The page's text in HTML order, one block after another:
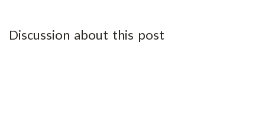
Discussion about this post